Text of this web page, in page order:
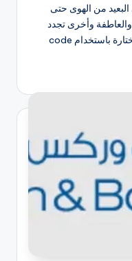
من الهوى حتى
وأخرى تجدد
الروح وتمنح العلاقات ثقة، وكل هدية مختارة باستخدام code